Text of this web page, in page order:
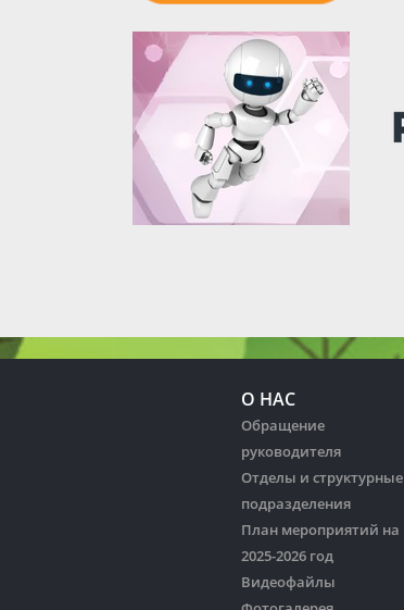
О НАС
Обращение
руководителя
Отделы и структурные
подразделения
План мероприятий на
2025-2026 год
Видеофайлы